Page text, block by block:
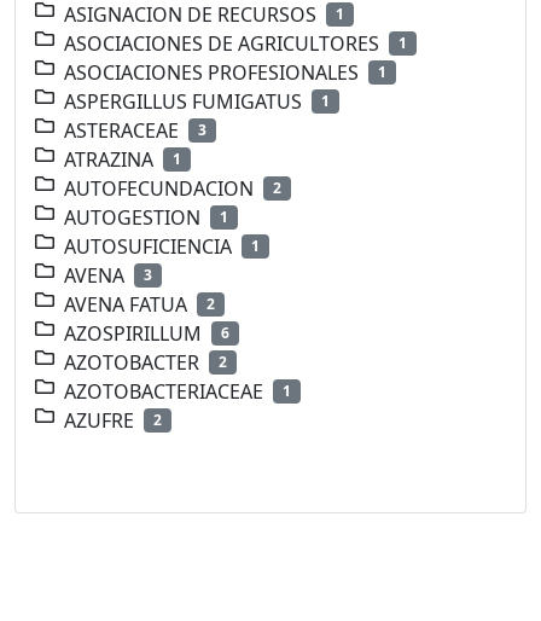
ASIGNACION DE RECURSOS 1
ASOCIACIONES DE AGRICULTORES 1
ASOCIACIONES PROFESIONALES 1
ASPERGILLUS FUMIGATUS 1
ASTERACEAE 3
ATRAZINA 1
AUTOFECUNDACION 2
AUTOGESTION 1
AUTOSUFICIENCIA 1
AVENA 3
AVENA FATUA 2
AZOSPIRILLUM 6
AZOTOBACTER 2
AZOTOBACTERIACEAE 1
AZUFRE 2